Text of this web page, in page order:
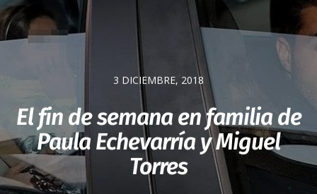
3 DICIEMBRE, 2018
El fin de semana en familia de
Paula Echevarría y Miguel
Torres